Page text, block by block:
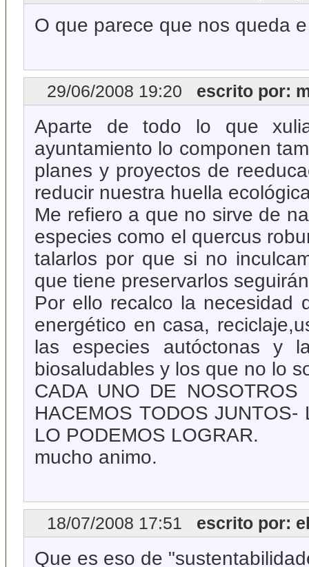
O que parece que nos queda
29/06/2008 19:20 escrito por:
Aparte de todo lo que
ayuntamiento lo componen
planes y proyectos de
reducir nuestra huella
Me refiero a que no sirve de
especies como el quercus
talarlos por que si no
que tiene preservarlos
Por ello recalco la necesidad
energético en casa,
las especies autóctonas y
biosaludables y los que no lo
CADA UNO DE
HACEMOS TODOS
LO PODEMOS LOGRAR.
mucho animo.
18/07/2008 17:51 escrito por:
Que es eso de